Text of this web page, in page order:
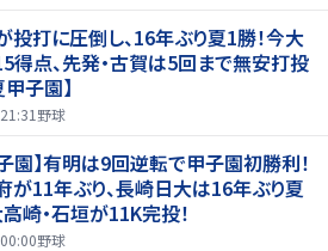
投打に圧倒し、16年ぶり夏1勝！今大
得点、先発・古賀は5回まで無安打投
子園】
野球
園】有明は9回逆転で甲子園初勝利！
が11年ぶり、長崎日大は16年ぶり夏
崎・石垣が11K完投！
野球